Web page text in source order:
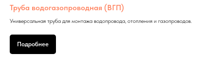
Труба водогазопроводная (ВГП)
Универсальная труба для монтажа водопровода, отопления и газопроводов.
Подробнее